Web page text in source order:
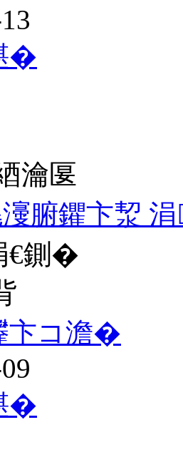
�
瀹匽
腑鑺卞洯
€鍘�
卞コ澹�
�